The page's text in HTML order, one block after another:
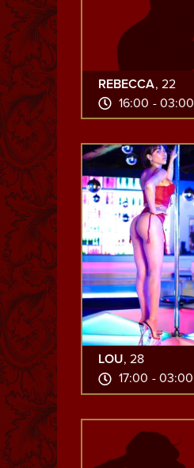
REBECCA, 22
16:00 - 03:00
LOU, 28
17:00 - 03:00